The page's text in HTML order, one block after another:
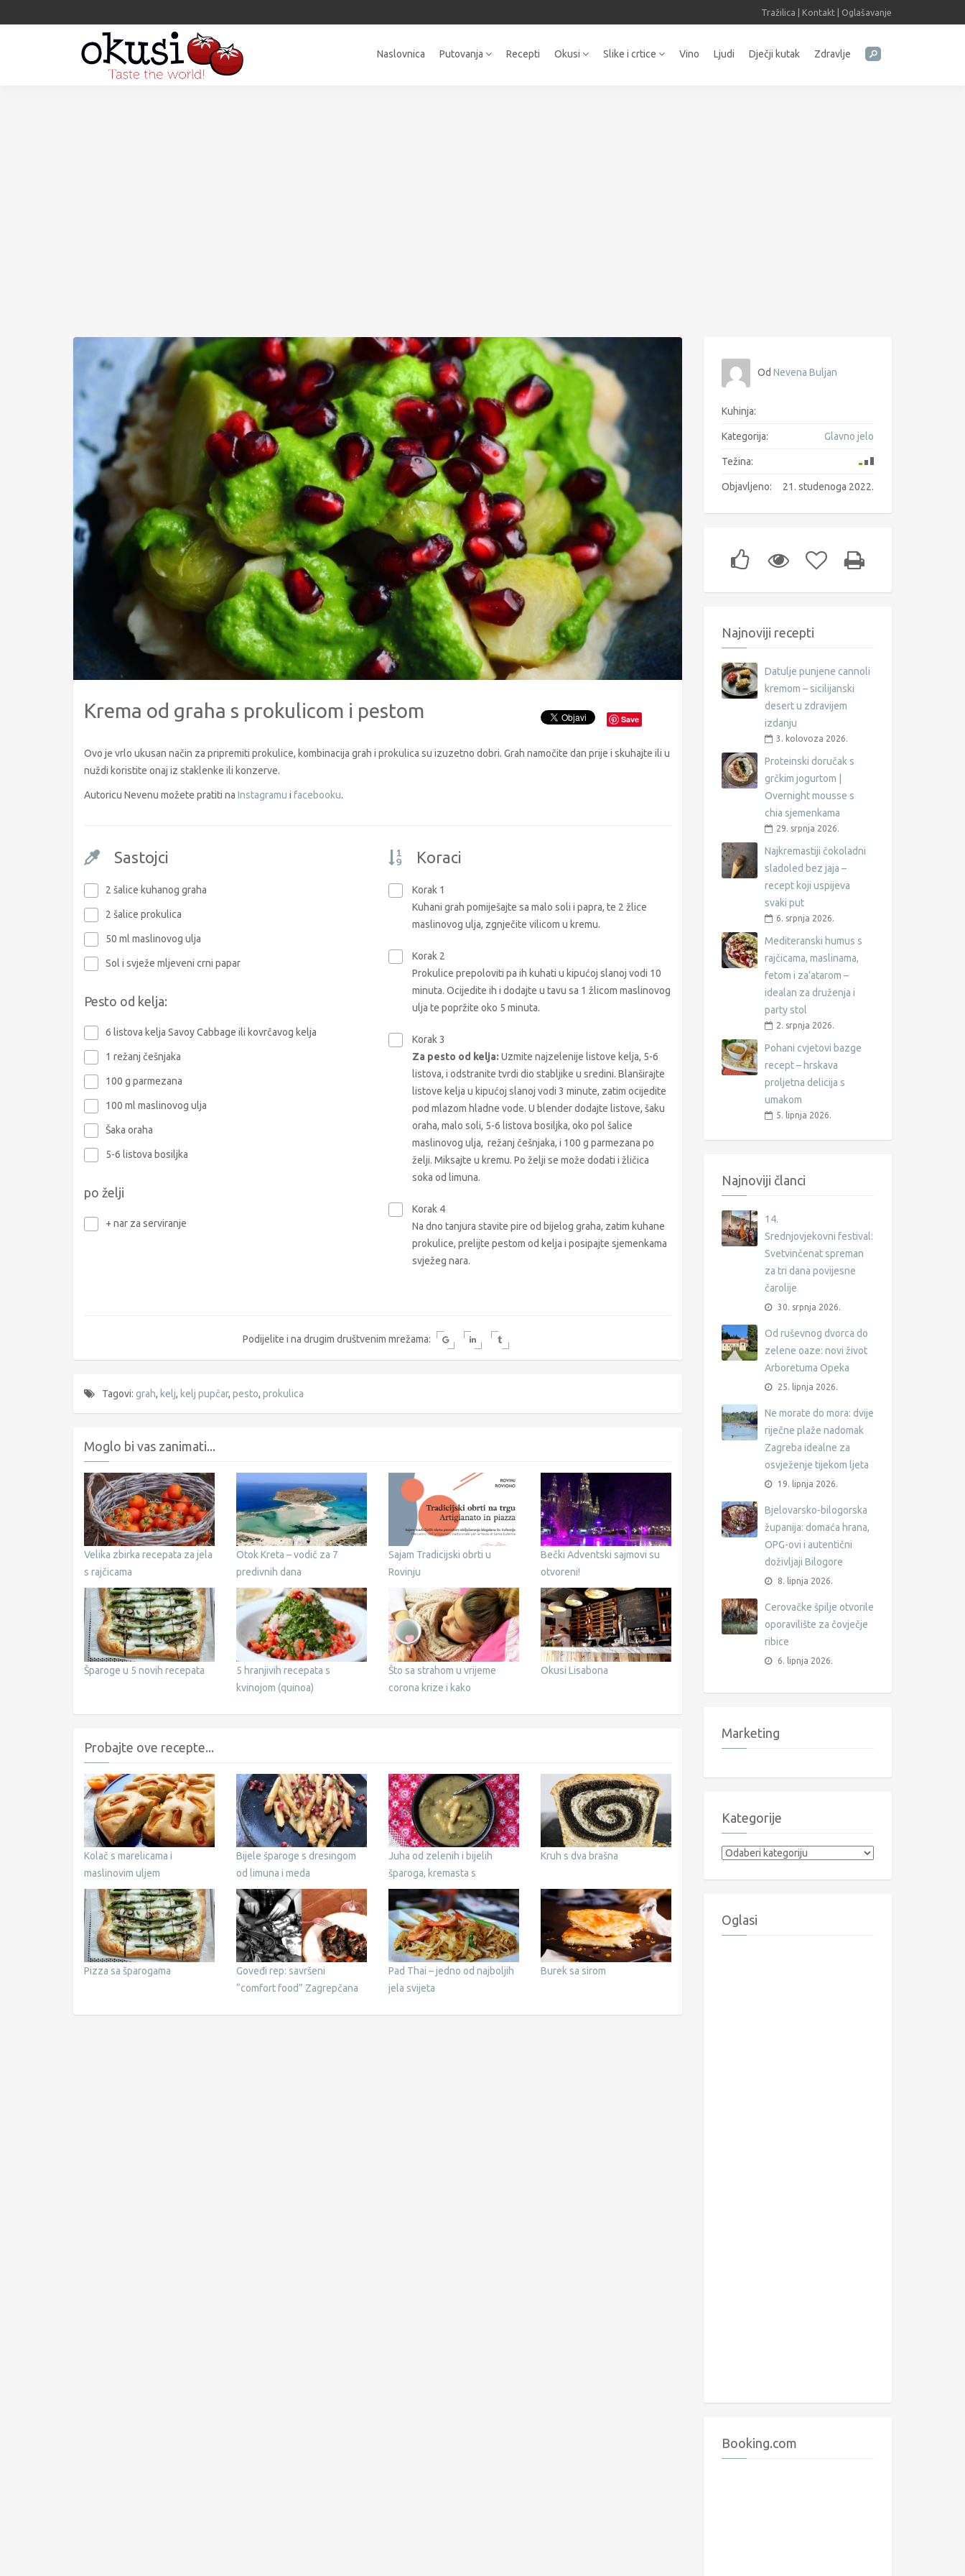
Tražilica Kontakt Oglašavanje
Naslovnica Putovanja Recepti Okusi Slike i crtice Vino Ljudi Dječji kutak Zdravlje
Krema od graha s prokulicom i pestom Save
Ovo je vrlo ukusan način za pripremiti prokulice, kombinacija grah i prokulica su izuzetno dobri. Grah namočite dan prije i skuhajte ili u
nuždi koristite onaj iz staklenke ili konzerve.
Autoricu Nevenu možete pratiti na Instagramu i facebooku.
Sastojci
2 šalice kuhanog graha
2 šalice prokulica
50 ml maslinovog ulja
Sol i svježe mljeveni crni papar
Pesto od kelja:
6 listova kelja Savoy Cabbage ili kovrčavog kelja
1 režanj češnjaka
100 g parmezana
100 ml maslinovog ulja
Šaka oraha
5-6 listova bosiljka
po želji
+ nar za serviranje
Koraci
Korak 1
Kuhani grah pomiješajte sa malo soli i papra, te 2 žlice
maslinovog ulja, zgnječite vilicom u kremu.
Korak 2
Prokulice prepoloviti pa ih kuhati u kipućoj slanoj vodi 10
minuta. Ocijedite ih i dodajte u tavu sa 1 žlicom maslinovog
ulja te popržite oko 5 minuta.
Korak 3
Za pesto od kelja: Uzmite najzelenije listove kelja, 5-6
listova, i odstranite tvrdi dio stabljike u sredini. Blanširajte
listove kelja u kipućoj slanoj vodi 3 minute, zatim ocijedite
pod mlazom hladne vode. U blender dodajte listove, šaku
oraha, malo soli, 5-6 listova bosiljka, oko pol šalice
maslinovog ulja, režanj češnjaka, i 100 g parmezana po
želji. Miksajte u kremu. Po želji se može dodati i žličica
soka od limuna.
Korak 4
Na dno tanjura stavite pire od bijelog graha, zatim kuhane
prokulice, prelijte pestom od kelja i posipajte sjemenkama
svježeg nara.
Podijelite i na drugim društvenim mrežama:
Tagovi: grah, kelj, kelj pupčar, pesto, prokulica
Moglo bi vas zanimati...
Velika zbirka recepata za jela
s rajčicama
Otok Kreta – vodič za 7
predivnih dana
Sajam Tradicijski obrti u
Rovinju
Bečki Adventski sajmovi su
otvoreni!
Šparoge u 5 novih recepata
5 hranjivih recepata s
kvinojom (quinoa)
Što sa strahom u vrijeme
corona krize i kako
Okusi Lisabona
Probajte ove recepte...
Kolač s marelicama i
maslinovim uljem
Bijele šparoge s dresingom
od limuna i meda
Juha od zelenih i bijelih
šparoga, kremasta s
amarantom
Kruh s dva brašna
Pizza sa šparogama
Goveđi rep: savršeni
“comfort food” Zagrepčana
Pad Thai – jedno od najboljih
jela svijeta
Burek sa sirom
Od Nevena Buljan
Kuhinja:
Kategorija: Glavno jelo
Težina:
Objavljeno: 21. studenoga 2022.
Najnoviji recepti
Datulje punjene cannoli
kremom – sicilijanski
desert u zdravijem
izdanju
3. kolovoza 2026.
Proteinski doručak s
grčkim jogurtom |
Overnight mousse s
chia sjemenkama
29. srpnja 2026.
Najkremastiji čokoladni
sladoled bez jaja –
recept koji uspijeva
svaki put
6. srpnja 2026.
Mediteranski humus s
rajčicama, maslinama,
fetom i za’atarom –
idealan za druženja i
party stol
2. srpnja 2026.
Pohani cvjetovi bazge
recept – hrskava
proljetna delicija s
umakom
5. lipnja 2026.
Najnoviji članci
14.
Srednjovjekovni festival:
Svetvinčenat spreman
za tri dana povijesne
čarolije
30. srpnja 2026.
Od ruševnog dvorca do
zelene oaze: novi život
Arboretuma Opeka
25. lipnja 2026.
Ne morate do mora: dvije
riječne plaže nadomak
Zagreba idealne za
osvježenje tijekom ljeta
19. lipnja 2026.
Bjelovarsko-bilogorska
županija: domaća hrana,
OPG-ovi i autentični
doživljaji Bilogore
8. lipnja 2026.
Cerovačke špilje otvorile
oporavilište za čovječje
ribice
6. lipnja 2026.
Marketing
Kategorije
Kategorije
Oglasi
Booking.com